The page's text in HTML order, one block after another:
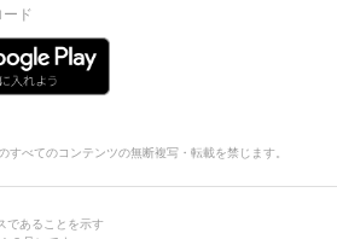
ド
べてのコンテンツの無断複写・転載を禁じます。
であることを示す